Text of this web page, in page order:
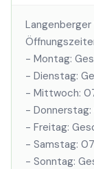
- Montag:
- Dienstag:
- Mittwoch:
-
- Freitag:
- Samstag:
- Sonntag: